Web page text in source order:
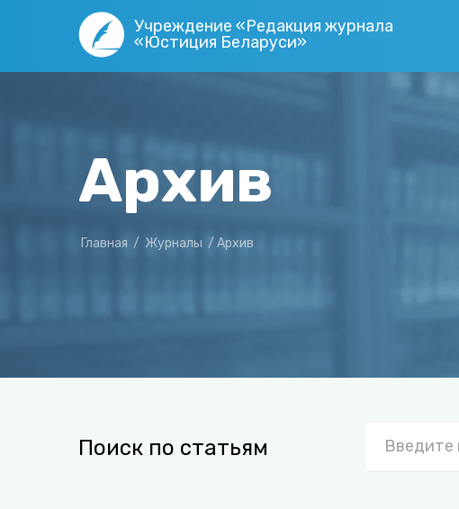
Учреждение «Редакция журнала
«Юстиция Беларуси»
Архив
Главная / Журналы / Архив
Поиск по статьям